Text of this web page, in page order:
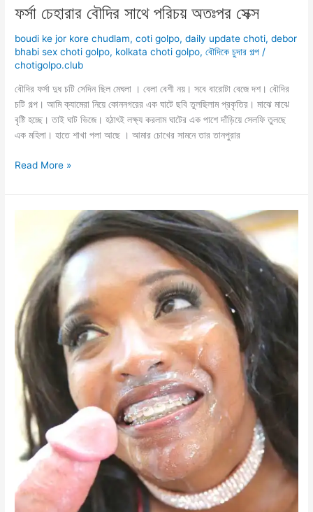
ফর্সা চেহারার বৌদির সাথে পরিচয় অতঃপর সেক্স
boudi ke jor kore chudlam,coti golpo,daily update choti,debor
bhabi sex choti golpo, kolkata choti golpo,বৌদিকে চুদার গল্প /
chotigolpo.club
বৌদির ফর্সা দুধ চটি সেদিন ছিল মেঘলা । বেলা বেশী নয়। সবে বারোটা বেজে দশ। বৌদির
চটি গল্প। আমি ক্যামেরা নিয়ে কোননগরের এক ঘাটে ছবি তুলছিলাম প্রকৃতির। মাঝে মাঝে
বৃষ্টি হচ্ছে। তাই ঘাট ভিজে। হঠাৎই লক্ষ্য করলাম ঘাটের এক পাশে দাঁড়িয়ে সেলফি তুলছে
এক মহিলা। হাতে শাখা পলা আছে । আমার চোখের সামনে তার তানপুরার
ফর্সা
বৌদির
সাথে
Read More »